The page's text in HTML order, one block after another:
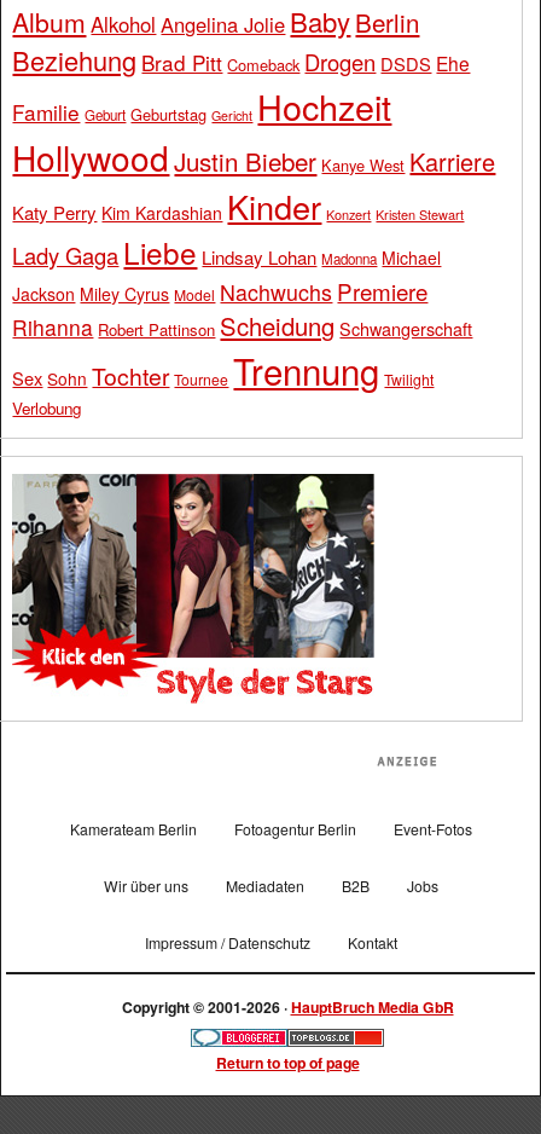
Album Alkohol Angelina Jolie BabyBerlin
Beziehung Brad Pitt Comeback Drogen DSDS Ehe
Familie Geburt Geburtstag Gericht Hochzeit
Hollywood Justin Bieber Kanye West Karriere
Katy Perry Kim Kardashian Kinder Konzert Kristen Stewart
Lady Gaga Liebe Lindsay Lohan Madonna Michael
Jackson Miley Cyrus Model Nachwuchs Premiere
Rihanna Robert Pattinson Scheidung Schwangerschaft
Sex Sohn Tochter Tournee Trennung Twilight
Verlobung
Kamerateam Berlin Fotoagentur Berlin Event-Fotos
Wir über uns Mediadaten B2B Jobs
Impressum / Datenschutz Kontakt
Copyright © 2001-2026 ·HauptBruch Media GbR
Return to top of page